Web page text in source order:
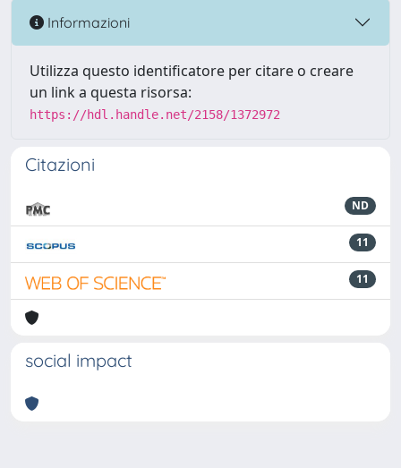
Informazioni
Utilizza questo identificatore per citare o creare
un link a questa risorsa:
https://hdl.handle.net/2158/1372972
Citazioni
ND
11
11
social impact